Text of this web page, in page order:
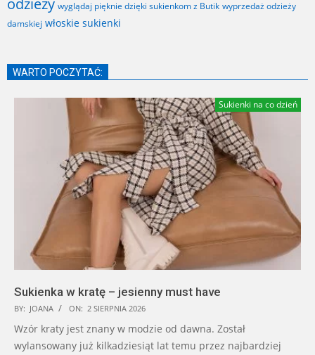
odzieży wyglądaj pięknie dzięki sukienkom z Butik wyprzedaż odzieży
damskiej włoskie sukienki
WARTO POCZYTAĆ:
Sukienki na co dzień
Sukienka w kratę – jesienny must have
BY: JOANA ON: 2 SIERPNIA 2026
Wzór kraty jest znany w modzie od dawna. Został
wylansowany już kilkadziesiąt lat temu przez najbardziej